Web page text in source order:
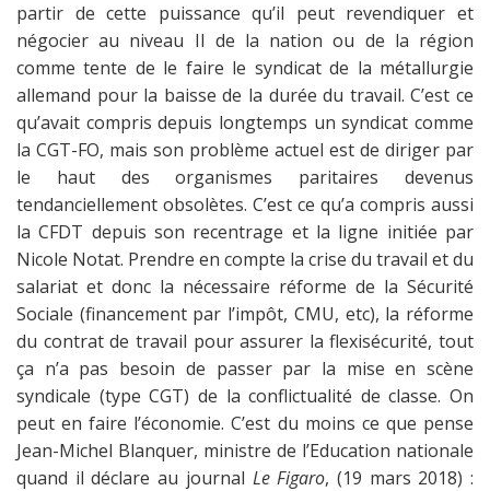
partir de cette puissance qu’il peut revendiquer et
négocier au niveau II de la nation ou de la région
comme tente de le faire le syndicat de la métallurgie
allemand pour la baisse de la durée du travail. C’est ce
qu’avait compris depuis longtemps un syndicat comme
la CGT-FO, mais son problème actuel est de diriger par
le haut des organismes paritaires devenus
tendanciellement obsolètes. C’est ce qu’a compris aussi
la CFDT depuis son recentrage et la ligne initiée par
Nicole Notat. Prendre en compte la crise du travail et du
salariat et donc la nécessaire réforme de la Sécurité
Sociale (financement par l’impôt, CMU, etc), la réforme
du contrat de travail pour assurer la flexisécurité, tout
ça n’a pas besoin de passer par la mise en scène
syndicale (type CGT) de la conflictualité de classe. On
peut en faire l’économie. C’est du moins ce que pense
Jean-Michel Blanquer, ministre de l’Education nationale
quand il déclare au journal Le Figaro, (19 mars 2018) :